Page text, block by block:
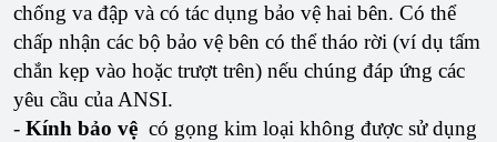
chống va đập và có tác dụng bảo vệ hai bên. Có thể
chấp nhận các bộ bảo vệ bên có thể tháo rời (ví dụ tấm
chắn kẹp vào hoặc trượt trên) nếu chúng đáp ứng các
yêu cầu của ANSI.
- Kính bảo vệ có gọng kim loại không được sử dụng